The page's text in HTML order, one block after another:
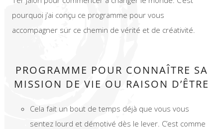
pourquoi j’ai conçu ce programme pour vous
accompagner sur ce chemin de vérité et de créativité.
PROGRAMME POUR CONNAÎTRE SA
MISSION DE VIE OU RAISON D’ÊTRE
Cela fait un bout de temps déjà que vous vous
sentez lourd et démotivé dès le lever. C’est comme